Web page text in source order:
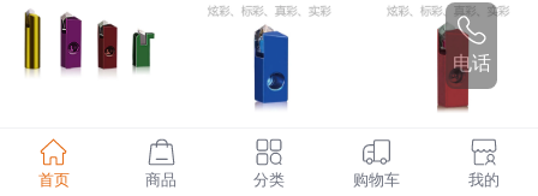
电话
首页 商品 分类 购物车 我的